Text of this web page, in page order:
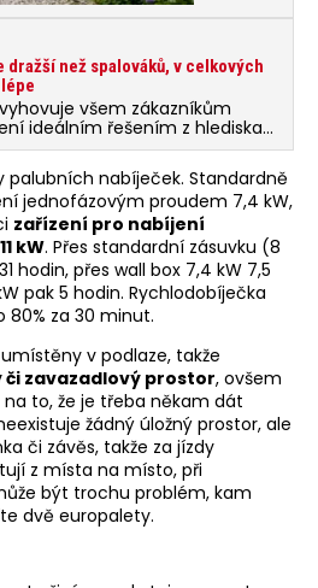
než spalováků, v celkových
všem zákazníkům
ideálním řešením z hlediska
celkových nákladů na provoz
vycházejí většinou
se spalovacími motory.
palubních nabíječek. Standardně
jednofázovým proudem 7,4 kW,
zařízení pro nabíjení
kW. Přes standardní zásuvku (8
hodin, přes wall box 7,4 kW 7,5
pak 5 hodin. Rychlodobíječka
80% za 30 minut.
v podlaze, takže
zavazadlový prostor, ovšem
to, že je třeba někam dát
žádný úložný prostor, ale
či závěs, takže za jízdy
z místa na místo, při
být trochu problém, kam
dvě europalety.